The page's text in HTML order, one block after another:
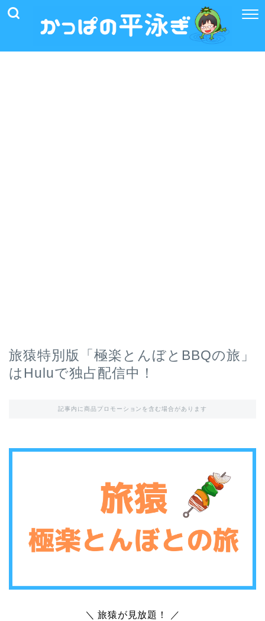
旅猿特別版「極楽とんぼとBBQの旅」
はHuluで独占配信中！
記事内に商品プロモーションを含む場合があります
＼ 旅猿が見放題！ ／